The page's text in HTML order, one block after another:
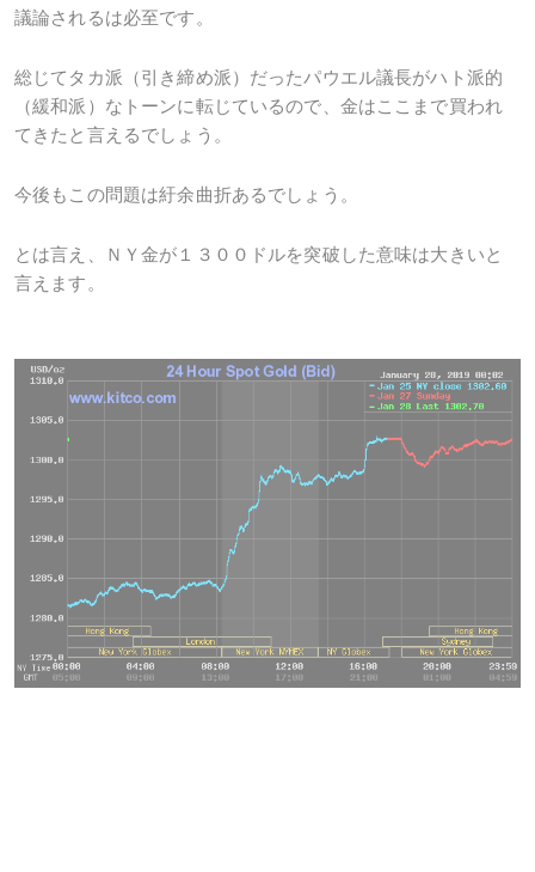
議論されるは必至です。
総じてタカ派（引き締め派）だったパウエル議長がハト派的
（緩和派）なトーンに転じているので、金はここまで買われ
てきたと言えるでしょう。
今後もこの問題は紆余曲折あるでしょう。
とは言え、ＮＹ金が１３００ドルを突破した意味は大きいと
言えます。